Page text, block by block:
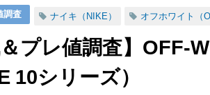
調査 ナイキ（NIKE） オフホワイト（
プレ値調査】OFF-
10シリーズ）